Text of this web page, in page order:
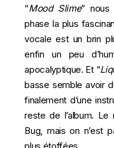
“Mood Slime”
phase la plus
vocale est un brin
enfin un peu
apocalyptique. Et “
basse semble avoir
finalement d’une
reste de l’album. Le
Bug, mais on n’est